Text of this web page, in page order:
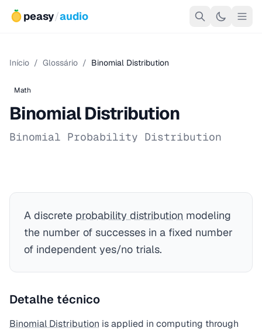
peasy/audio
Início / Glossário / Binomial Distribution
Math
Binomial Distribution
Binomial Probability Distribution
A discrete probability distribution modeling
the number of successes in a fixed number
of independent yes/no trials.
Detalhe técnico
Binomial Distribution is applied in computing through